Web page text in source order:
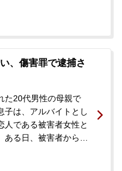
どの暴行を加え、怪
れました。逮捕から2日
が、後日警察署への呼
る解決を希望して当
れました。
、傷害罪で逮捕さ
た20代男性の母親で
子は、アルバイトとし
人である被害者女性と
る日、被害者から別
して相手の腹部を蹴